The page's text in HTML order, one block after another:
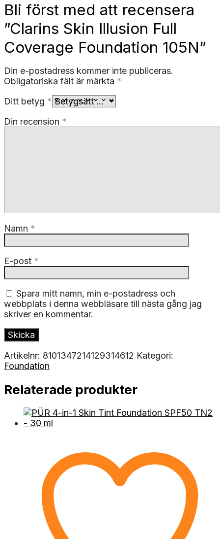
Bli först med att recensera
”Clarins Skin Illusion Full
Coverage Foundation 105N”
Din e-postadress kommer inte publiceras.
Obligatoriska fält är märkta *
Ditt betyg *
Din recension *
Namn *
E-post *
Spara mitt namn, min e-postadress och
webbplats i denna webbläsare till nästa gång jag
skriver en kommentar.
Artikelnr: 8101347214129314612 Kategori:
Foundation
Relaterade produkter